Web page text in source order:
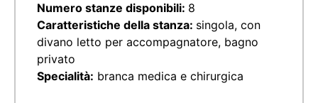
Numero stanze disponibili: 8
Caratteristiche della stanza: singola, con
divano letto per accompagnatore, bagno
privato
Specialità: branca medica e chirurgica